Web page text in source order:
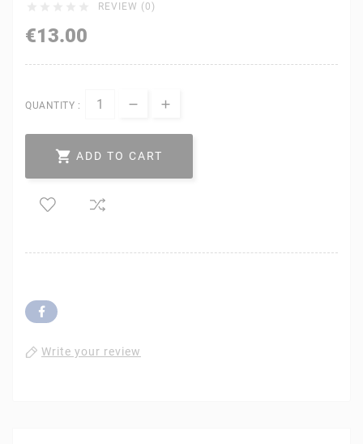
REVIEW (0)
€13.00
QUANTITY :
 ADD TO CART
Write your review